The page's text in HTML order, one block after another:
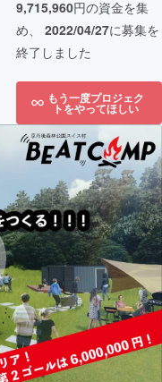
9,715,960円の資金を集
め、 2022/04/27に募集を
終了しました
もう一度プロジェク
トをやってほしい